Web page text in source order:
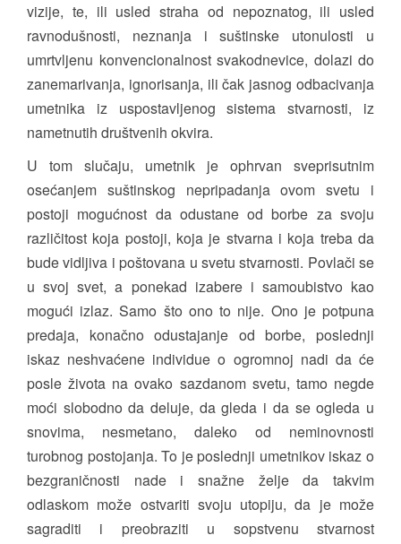
vizije, te, ili usled straha od nepoznatog, ili usled
ravnodušnosti, neznanja i suštinske utonulosti u
umrtvljenu konvencionalnost svakodnevice, dolazi do
zanemarivanja, ignorisanja, ili čak jasnog odbacivanja
umetnika iz uspostavljenog sistema stvarnosti, iz
nametnutih društvenih okvira.
U tom slučaju, umetnik je ophrvan sveprisutnim
osećanjem suštinskog nepripadanja ovom svetu i
postoji mogućnost da odustane od borbe za svoju
različitost koja postoji, koja je stvarna i koja treba da
bude vidljiva i poštovana u svetu stvarnosti. Povlači se
u svoj svet, a ponekad izabere i samoubistvo kao
mogući izlaz. Samo što ono to nije. Ono je potpuna
predaja, konačno odustajanje od borbe, poslednji
iskaz neshvaćene individue o ogromnoj nadi da će
posle života na ovako sazdanom svetu, tamo negde
moći slobodno da deluje, da gleda i da se ogleda u
snovima, nesmetano, daleko od neminovnosti
turobnog postojanja. To je poslednji umetnikov iskaz o
bezgraničnosti nade i snažne želje da takvim
odlaskom može ostvariti svoju utopiju, da je može
sagraditi i preobraziti u sopstvenu stvarnost